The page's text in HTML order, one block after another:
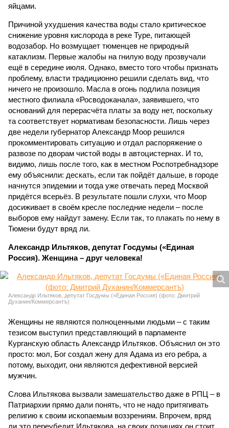
яйцами.
Причиной ухудшения качества воды стало критическое
снижение уровня кислорода в реке Туре, питающей
водозабор. Но возмущает тюменцев не природный
катаклизм. Первые жалобы на гнилую воду прозвучали
ещё в середине июля. Однако, вместо того чтобы признать
проблему, власти традиционно решили сделать вид, что
ничего не произошло. Масла в огонь подлила позиция
местного филиала «Росводоканала», заявившего, что
оснований для перерасчёта платы за воду нет, поскольку
та соответствует нормативам безопасности. Лишь через
две недели губернатор Александр Моор решился
прокомментировать ситуацию и отдал распоряжение о
развозе по дворам чистой воды в автоцистернах. И то,
видимо, лишь после того, как в местном Роспотребнадзоре
ему объяснили: дескать, если так пойдёт дальше, в городе
начнутся эпидемии и тогда уже отвечать перед Москвой
придётся всерьёз. В результате пошли слухи, что Моор
досиживает в своём кресле последние недели – после
выборов ему найдут замену. Если так, то плакать по нему в
Тюмени будут вряд ли.
Александр Ильтяков, депутат Госдумы («Единая
Россия). Женщина – друг человека!
Александр Ильтяков, депутат Госдумы («Единая Россия) (фото: Дмитрий
Духанин/Коммерсантъ)
Женщины не являются полноценными людьми – с таким
тезисом выступил представляющий в парламенте
Курганскую область Александр Ильтяков. Объяснил он это
просто: мол, Бог создал жену для Адама из его ребра, а
потому, выходит, они являются дефективной версией
мужчин.
Слова Ильтякова вызвали замешательство даже в РПЦ – в
Патриархии прямо дали понять, что не надо притягивать
религию к своим ископаемым воззрениям. Впрочем, вряд
ли это переубедит Ильтякова, на своих позициях он стоит